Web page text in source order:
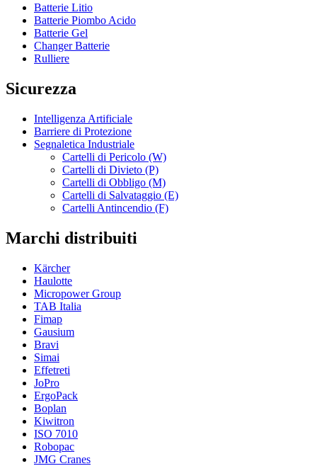
Batterie Litio
Batterie Piombo Acido
Batterie Gel
Changer Batterie
Rulliere
Sicurezza
Intelligenza Artificiale
Barriere di Protezione
Segnaletica Industriale
Cartelli di Pericolo (W)
Cartelli di Divieto (P)
Cartelli di Obbligo (M)
Cartelli di Salvataggio (E)
Cartelli Antincendio (F)
Marchi distribuiti
Kärcher
Haulotte
Micropower Group
TAB Italia
Fimap
Gausium
Bravi
Simai
Effetreti
JoPro
ErgoPack
Boplan
Kiwitron
ISO 7010
Robopac
JMG Cranes